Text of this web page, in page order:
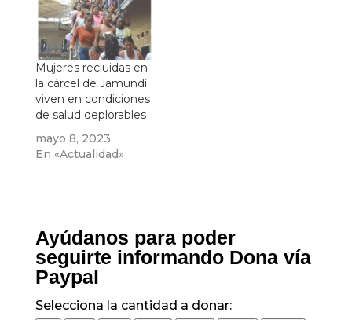
Mujeres recluidas en
la cárcel de Jamundí
viven en condiciones
de salud deplorables
mayo 8, 2023
En «Actualidad»
Ayúdanos para poder
seguirte informando Dona vía
Paypal
Selecciona la cantidad a donar: